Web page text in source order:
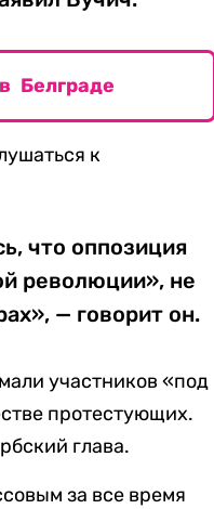
Белграде
к
что оппозиция
революции», не
— говорит он.
участников «под
протестующих.
глава.
за все время